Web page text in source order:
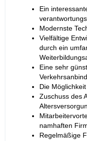
Ein
Modernste
Vielfältige
durch ein
Eine sehr
Die
Zuschuss des
namhaften
Regelmäßige